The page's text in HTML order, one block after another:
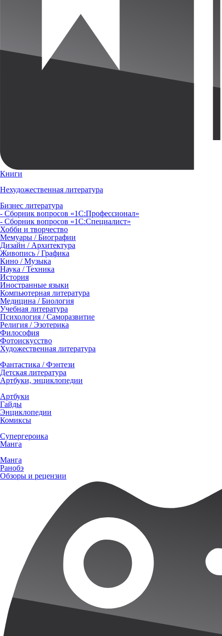
Книги
Нехудожественная литература
Бизнес литература
- Сборник вопросов «1С:Профессионал»
- Сборник вопросов «1С:Специалист»
Хобби и творчество
Мемуары / Биографии
Дизайн / Архитектура
Живопись / Графика
Кино / Музыка
Наука / Техника
История
Иностранные языки
Компьютерная литература
Медицина / Биология
Учебная литература
Психология / Саморазвитие
Религия / Эзотерика
Философия
Фотоискусство
Художественная литература
Фантастика / Фэнтези
Детская литература
Артбуки, энциклопедии
Артбуки
Гайды
Энциклопедии
Комиксы
Супергероика
Манга
Манга
Ранобэ
Обзоры и рецензии